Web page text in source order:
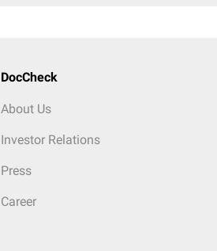
DocCheck
About Us
Investor Relations
Press
Career